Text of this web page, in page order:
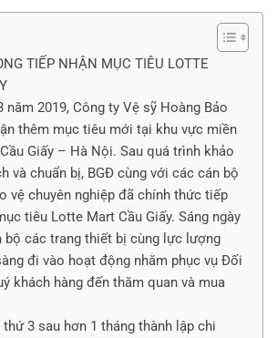
TIẾP NHẬN MỤC TIÊU LOTTE
năm 2019, Công ty Vệ sỹ Hoàng Bảo
thêm mục tiêu mới tại khu vực miền
Giấy – Hà Nội. Sau quá trình khảo
và chuẩn bị, BGĐ cùng với các cán bộ
vệ chuyên nghiệp đã chính thức tiếp
tiêu Lotte Mart Cầu Giấy. Sáng ngày
bộ các trang thiết bị cùng lực lượng
đi vào hoạt động nhằm phục vụ Đối
khách hàng đến thăm quan và mua
3 sau hơn 1 tháng thành lập chi